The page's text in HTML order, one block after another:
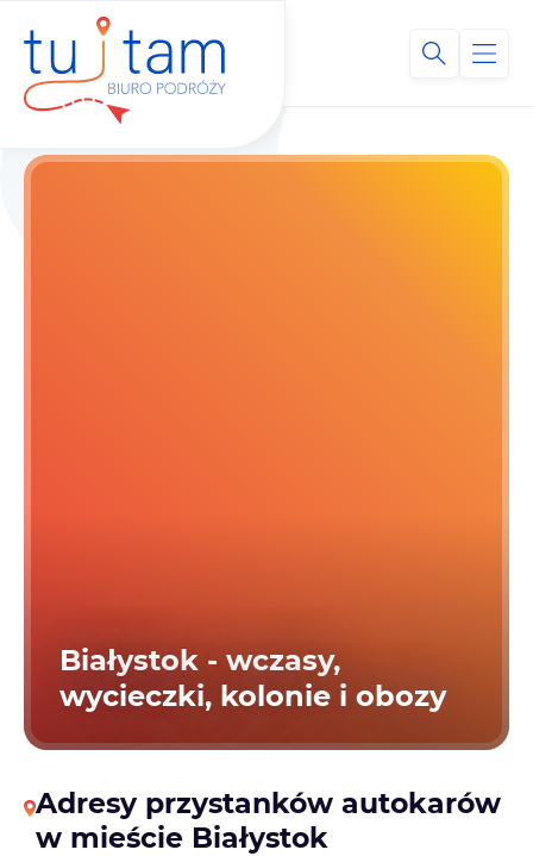
Białystok - wczasy,
wycieczki, kolonie i obozy
Adresy przystanków autokarów
w mieście Białystok